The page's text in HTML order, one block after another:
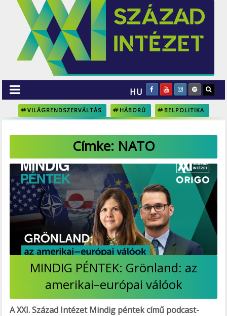
HU
VILÁGRENDSZERVÁLTÁS HÁBORÚ BELPOLITIKA
Címke: NATO
MINDIG PÉNTEK: Grönland: az
amerikai–európai válóok
A XXI. Század Intézet Mindig péntek című podcast-